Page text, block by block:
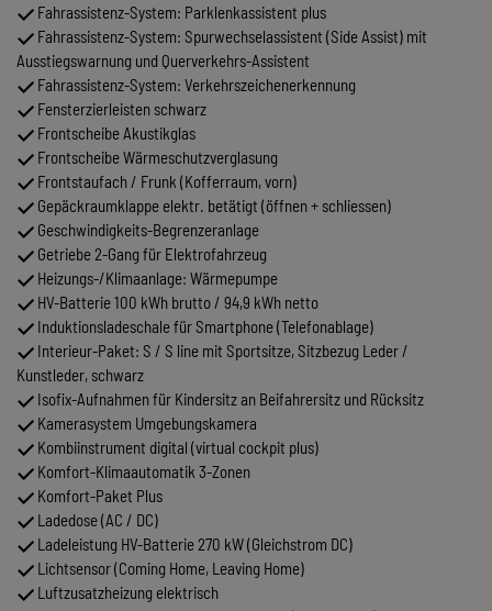
Fahrassistenz-System: Parklenkassistent plus
Fahrassistenz-System: Spurwechselassistent (Side Assist) mit
Ausstiegswarnung und Querverkehrs-Assistent
Fahrassistenz-System: Verkehrszeichenerkennung
Fensterzierleisten schwarz
Frontscheibe Akustikglas
Frontscheibe Wärmeschutzverglasung
Frontstaufach / Frunk (Kofferraum, vorn)
Gepäckraumklappe elektr. betätigt (öffnen + schliessen)
Geschwindigkeits-Begrenzeranlage
Getriebe 2-Gang für Elektrofahrzeug
Heizungs-/Klimaanlage: Wärmepumpe
HV-Batterie 100 kWh brutto / 94,9 kWh netto
Induktionsladeschale für Smartphone (Telefonablage)
Interieur-Paket: S / S line mit Sportsitze, Sitzbezug Leder /
Kunstleder, schwarz
Isofix-Aufnahmen für Kindersitz an Beifahrersitz und Rücksitz
Kamerasystem Umgebungskamera
Kombiinstrument digital (virtual cockpit plus)
Komfort-Klimaautomatik 3-Zonen
Komfort-Paket Plus
Ladedose (AC / DC)
Ladeleistung HV-Batterie 270 kW (Gleichstrom DC)
Lichtsensor (Coming Home, Leaving Home)
Luftzusatzheizung elektrisch